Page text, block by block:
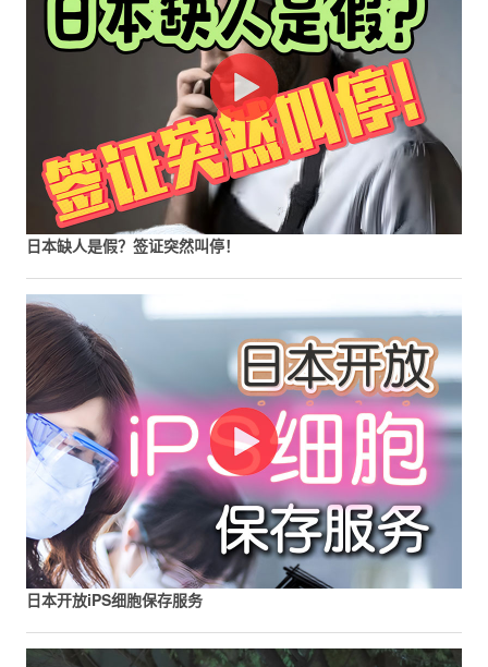
日本缺人是假？签证突然叫停！
日本开放iPS细胞保存服务